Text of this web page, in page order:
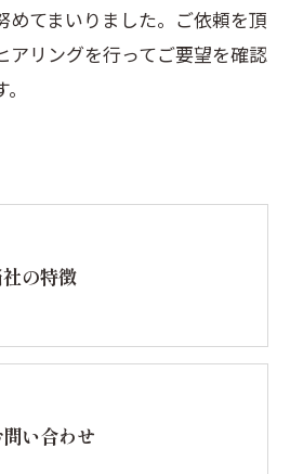
めてまいりました。ご依頼を頂
アリングを行ってご要望を確認
社の特徴
い合わせ